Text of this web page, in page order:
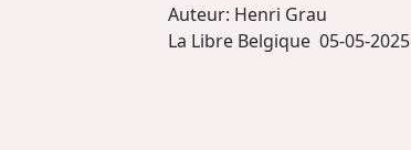
Auteur: Henri Grau
La Libre Belgique 05-05-2025